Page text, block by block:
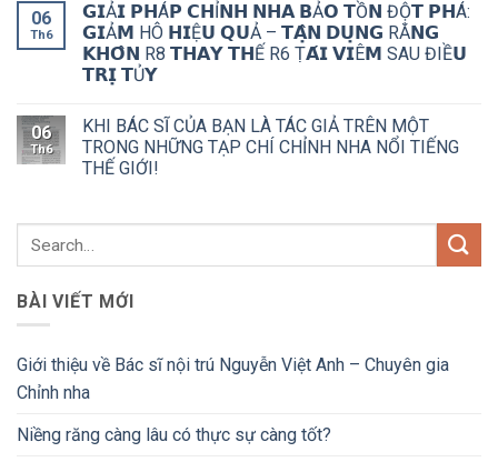
06
Th6
𝗚𝗜Ả𝗜 𝗣𝗛Á𝗣 𝗖𝗛Ỉ𝗡𝗛 𝗡𝗛𝗔 𝗕Ả𝗢 𝗧Ồ𝗡 ĐỘ̣𝗧 𝗣𝗛Á:
𝗚𝗜Ả𝗠 HÔ 𝗛𝗜Ệ𝗨 𝗤𝗨Ả – 𝗧𝗔̣̂𝗡 𝗗𝗨̣𝗡𝗚 RĂ𝗡𝗚
𝗞𝗛𝗢̂𝗡 R8 𝗧𝗛𝗔𝗬 𝗧𝗛Ế R6 Ṭ𝗔́𝗜 𝗩𝗜Ê𝗠 SAU ĐIỀ𝗨
𝗧𝗥𝗜̣ 𝗧Ủ𝗬
06
Th6
KHI BÁC SĨ CỦA BẠN LÀ TÁC GIẢ TRÊN MỘT
TRONG NHỮNG TẠP CHÍ CHỈNH NHA NỔI TIẾNG
THẾ GIỚI!
BÀI VIẾT MỚI
Giới thiệu về Bác sĩ nội trú Nguyễn Việt Anh – Chuyên gia
Chỉnh nha
Niềng răng càng lâu có thực sự càng tốt?